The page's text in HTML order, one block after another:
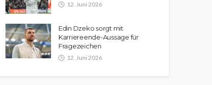
12. Juni 2026
Edin Dzeko sorgt mit
Karriereende-Aussage für
Fragezeichen
12. Juni 2026